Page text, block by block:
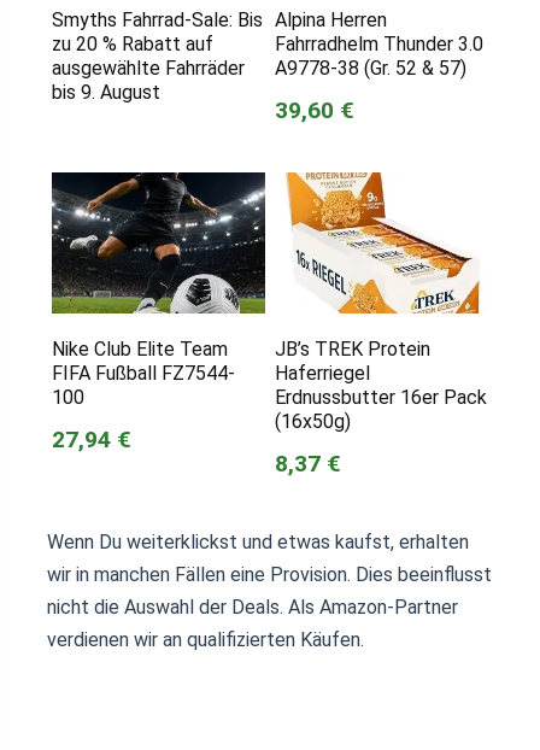
Smyths Fahrrad-Sale: Bis
zu 20 % Rabatt auf
ausgewählte Fahrräder
bis 9. August
Alpina Herren
Fahrradhelm Thunder 3.0
A9778-38 (Gr. 52 & 57)
39,60 €
Nike Club Elite Team
FIFA Fußball FZ7544-
100
27,94 €
JB’s TREK Protein
Haferriegel
Erdnussbutter 16er Pack
(16x50g)
8,37 €
Wenn Du weiterklickst und etwas kaufst, erhalten
wir in manchen Fällen eine Provision. Dies beeinflusst
nicht die Auswahl der Deals. Als Amazon-Partner
verdienen wir an qualifizierten Käufen.